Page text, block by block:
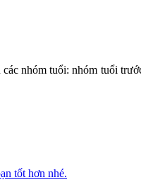
nhóm tuổi: nhóm tuổi
tốt hơn nhé.